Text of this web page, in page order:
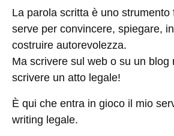
La parola scritta è uno strumento
serve per convincere, spiegare,
costruire autorevolezza.
Ma scrivere sul web o su un blog
scrivere un atto legale!
È qui che entra in gioco il mio
writing legale.